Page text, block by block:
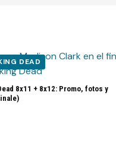
DEAD
8x11 + 8x12: Promo, fotos y